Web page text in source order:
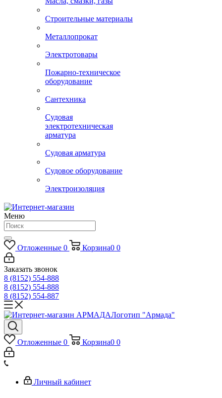
Строительные материалы
Металлопрокат
Электротовары
Пожарно-техническое
оборудование
Сантехника
Судовая
электротехническая
арматура
Судовая арматура
Судовое оборудование
Электроизоляция
Меню
Отложенные 0 Корзина0 0
Заказать звонок
8 (8152) 554-888
8 (8152) 554-888
8 (8152) 554-887
Логотип "Армада"
Отложенные 0 Корзина0 0
Личный кабинет